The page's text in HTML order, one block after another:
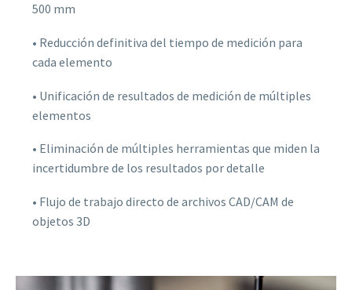
500 mm
• Reducción definitiva del tiempo de medición para
cada elemento
• Unificación de resultados de medición de múltiples
elementos
• Eliminación de múltiples herramientas que miden la
incertidumbre de los resultados por detalle
• Flujo de trabajo directo de archivos CAD/CAM de
objetos 3D